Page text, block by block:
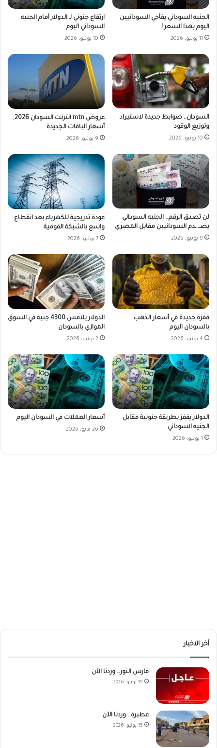
الجنيه السوداني يفأجي السودانيين
اليوم بهذا السعر !
11 يونيو، 2026
ارتفاع جنوني لـ الدولار أمام الجنيه
السوداني اليوم
10 يونيو، 2026
السودان.. ضوابط جديدة لاستيراد
وتوزيع الوقود
10 يونيو، 2026
عروض mtn انترنت السودان 2026,
أسعار الباقات الجديدة
9 يونيو، 2026
لن تصدق الرقم… الجنيه السوداني
يصـ..ـدم السودانيبن مقابل المصري
9 يونيو، 2026
عودة تدريجية للكهرباء بعد انقطاع
واسع بالشبكة القومية
7 يونيو، 2026
قفزة جديدة في أسعار الذهب
بالسودان اليوم
4 يونيو، 2026
الدولار يلامس 4300 جنيه في السوق
الموازي بالسودان
2 يونيو، 2026
الدولار يقفز بطريقة جنونية مقابل
الجنيه السوداني
1 يونيو، 2026
أسعار العملات في السودان اليوم
26 مايو، 2026
أخر الاخبار
فارس النور… وردنا الآن
15 يونيو، 2026
عطبرة… وردنا الآن
15 يونيو، 2026